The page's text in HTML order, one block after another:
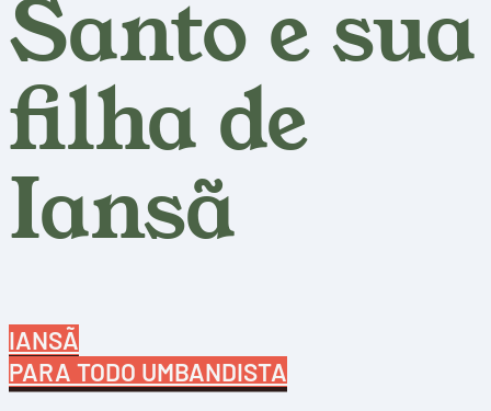
Santo e sua
filha de
Iansã
IANSÃ
PARA TODO UMBANDISTA